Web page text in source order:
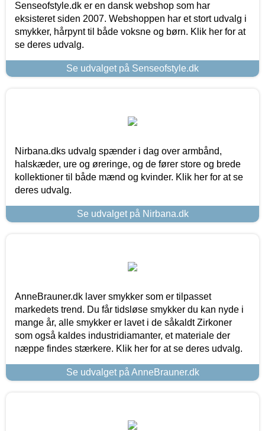
Senseofstyle.dk er en dansk webshop som har
eksisteret siden 2007. Webshoppen har et stort udvalg i
smykker, hårpynt til både voksne og børn. Klik her for at
se deres udvalg.
Se udvalget på Senseofstyle.dk
Nirbana.dks udvalg spænder i dag over armbånd,
halskæder, ure og øreringe, og de fører store og brede
kollektioner til både mænd og kvinder. Klik her for at se
deres udvalg.
Se udvalget på Nirbana.dk
AnneBrauner.dk laver smykker som er tilpasset
markedets trend. Du får tidsløse smykker du kan nyde i
mange år, alle smykker er lavet i de såkaldt Zirkoner
som også kaldes industridiamanter, et materiale der
næppe findes stærkere. Klik her for at se deres udvalg.
Se udvalget på AnneBrauner.dk